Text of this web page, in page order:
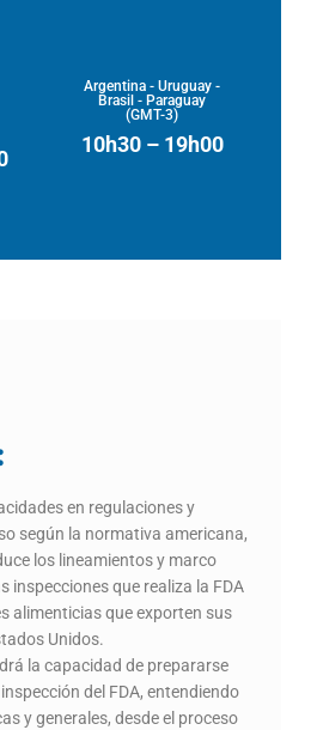
Argentina - Uruguay -
Brasil - Paraguay
(GMT-3)
10h30 – 19h00
en regulaciones y
según la normativa americana,
los lineamientos y marco
inspecciones que realiza la FDA
alimenticias que exporten sus
Unidos.
la capacidad de prepararse
del FDA, entendiendo
y generales, desde el proceso